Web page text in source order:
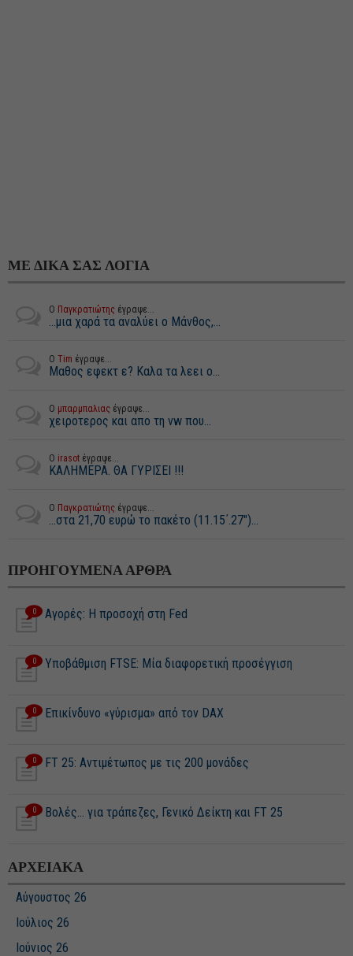
ΜΕ ΔΙΚΑ ΣΑΣ ΛΟΓΙΑ
Ο Παγκρατιώτης έγραψε...
...μια χαρά τα αναλύει ο Μάνθος,...
Ο Tim έγραψε...
Μαθος εφεκτ ε? Καλα τα λεει ο...
Ο μπαρμπαλιας έγραψε...
χειροτερος και απο τη vw που...
Ο irasot έγραψε...
ΚΑΛΗΜΕΡΑ. ΘΑ ΓΥΡΙΣΕΙ !!!
Ο Παγκρατιώτης έγραψε...
...στα 21,70 ευρώ το πακέτο (11.15΄.27")...
ΠΡΟΗΓΟΥΜΕΝΑ ΑΡΘΡΑ
0 Αγορές: Η προσοχή στη Fed
0 Υποβάθμιση FTSE: Μία διαφορετική προσέγγιση
0 Επικίνδυνο «γύρισμα» από τον DAX
0 FT 25: Αντιμέτωπος με τις 200 μονάδες
0 Βολές... για τράπεζες, Γενικό Δείκτη και FT 25
ΑΡΧΕΙΑΚΑ
Αύγουστος 26
Ιούλιος 26
Ιούνιος 26